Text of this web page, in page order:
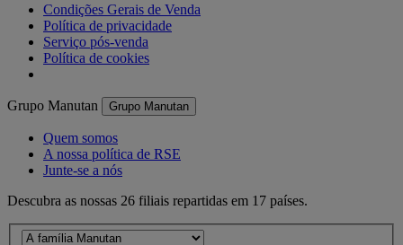
Condições Gerais de Venda
Política de privacidade
Serviço pós-venda
Política de cookies
Grupo Manutan Grupo Manutan
Quem somos
A nossa política de RSE
Junte-se a nós
Descubra as nossas 26 filiais repartidas em 17 países.